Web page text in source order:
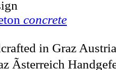
concrete
in Graz
Ãsterreich